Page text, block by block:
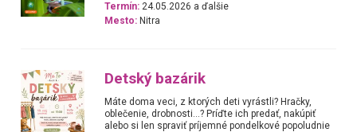
Termín: 24.05.2026 a ďalšie
Mesto: Nitra
Detský bazárik
Máte doma veci, z ktorých deti vyrástli? Hračky,
oblečenie, drobnosti…? Príďte ich predať, nakúpiť
alebo si len spraviť príjemné pondelkové popoludnie